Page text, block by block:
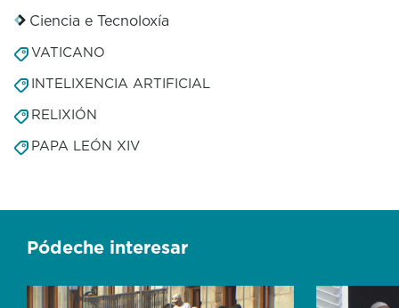
Ciencia e Tecnoloxía
VATICANO
INTELIXENCIA ARTIFICIAL
RELIXIÓN
PAPA LEÓN XIV
Pódeche interesar